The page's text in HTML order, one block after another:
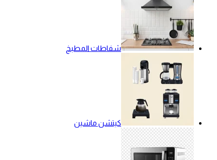
شفاطات المطبخ
كيتشن ماشين